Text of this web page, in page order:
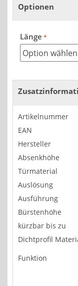
Optionen
Länge
Artikelnummer
EAN
Hersteller
Absenkhöhe
Türmaterial
Auslösung
Ausführung
Bürstenhöhe
kürzbar bis zu
Dichtprofil
Funktion